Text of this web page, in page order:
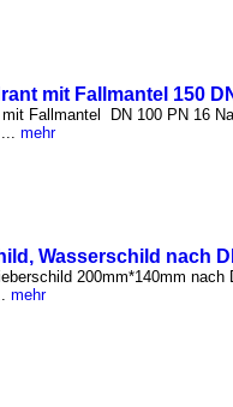
mit Fallmantel 150
Fallmantel DN 100 PN 16
mehr
Wasserschild nach
200mm*140mm
mehr